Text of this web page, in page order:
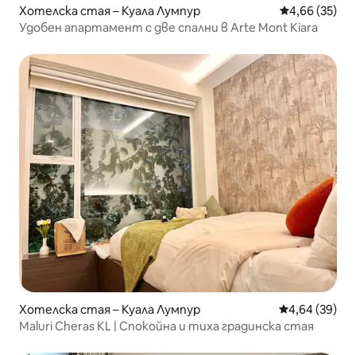
Хотелска стая – Куала Лумпур Средна
4,66 (35)
Удобен апартамент с две спални в Arte Mont Kiara
Хотелска стая – Куала Лумпур Средна
4,64 (39)
Maluri Cheras KL | Спокойна и тиха градинска стая